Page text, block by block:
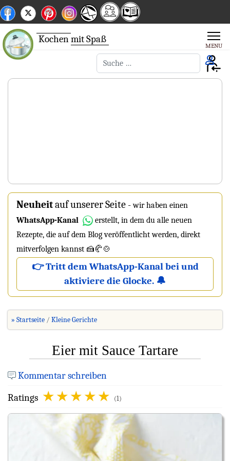
Kochenmit Spaß
Suchen
Neuheitauf unserer Seite -wir haben einen
WhatsApp-Kanal
erstellt, in dem du alle neuen
Rezepte, die auf dem Blog veröffentlicht werden, direkt
mitverfolgen kannst 🍰🥐🍲
👉 Tritt dem WhatsApp-Kanal bei und
aktiviere die Glocke. 🔔
» Startseite Kleine Gerichte
Eier mit Sauce Tartare
Kommentar schreiben
Ratings
(1)